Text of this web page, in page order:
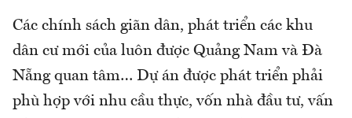
Các chính sách giãn dân, phát triển các khu
dân cư mới của luôn được Quảng Nam và Đà
Nẵng quan tâm… Dự án được phát triển phải
phù hợp với nhu cầu thực, vốn nhà đầu tư, vấn